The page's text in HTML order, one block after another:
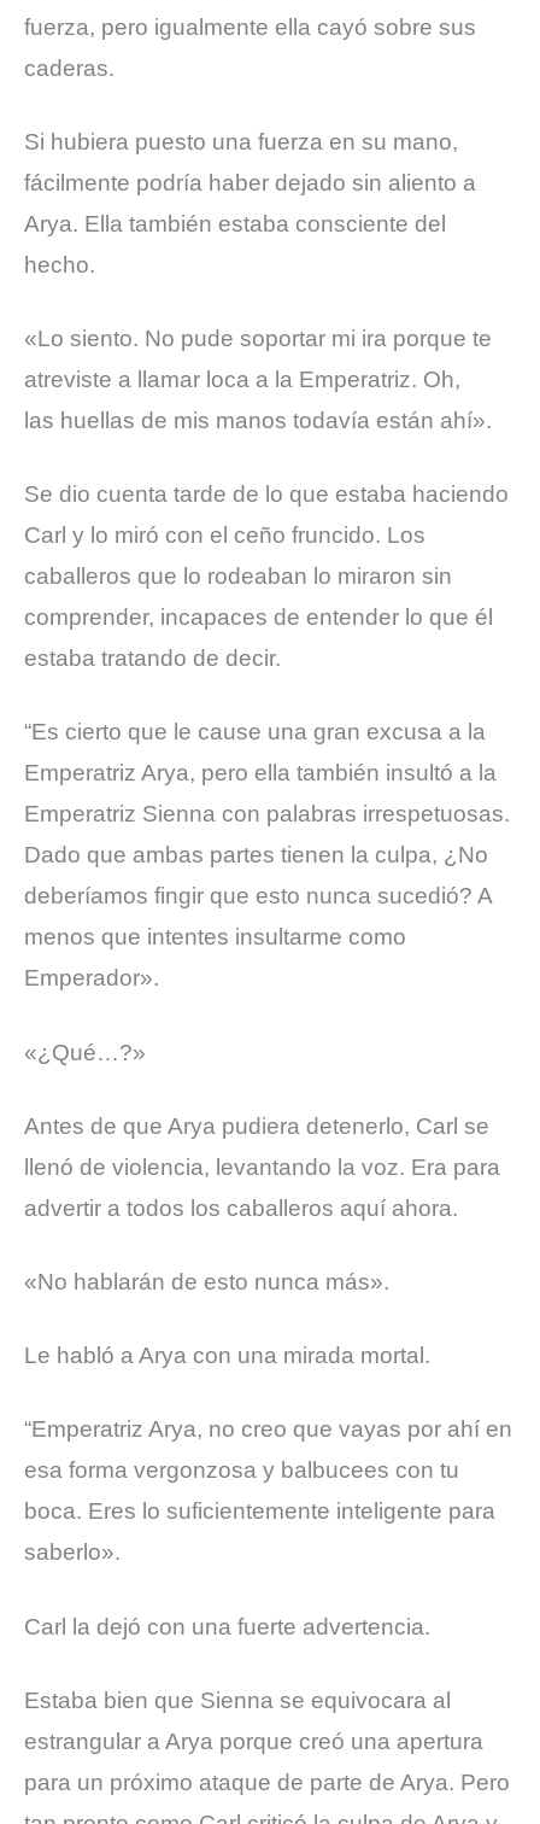
fuerza, pero igualmente ella cayó sobre sus
caderas.
Si hubiera puesto una fuerza en su mano,
fácilmente podría haber dejado sin aliento a
Arya. Ella también estaba consciente del
hecho.
«Lo siento. No pude soportar mi ira porque te
atreviste a llamar loca a la Emperatriz. Oh,
las huellas de mis manos todavía están ahí».
Se dio cuenta tarde de lo que estaba haciendo
Carl y lo miró con el ceño fruncido. Los
caballeros que lo rodeaban lo miraron sin
comprender, incapaces de entender lo que él
estaba tratando de decir.
“Es cierto que le cause una gran excusa a la
Emperatriz Arya, pero ella también insultó a la
Emperatriz Sienna con palabras irrespetuosas.
Dado que ambas partes tienen la culpa, ¿No
deberíamos fingir que esto nunca sucedió? A
menos que intentes insultarme como
Emperador».
«¿Qué…?»
Antes de que Arya pudiera detenerlo, Carl se
llenó de violencia, levantando la voz. Era para
advertir a todos los caballeros aquí ahora.
«No hablarán de esto nunca más».
Le habló a Arya con una mirada mortal.
“Emperatriz Arya, no creo que vayas por ahí en
esa forma vergonzosa y balbucees con tu
boca. Eres lo suficientemente inteligente para
saberlo».
Carl la dejó con una fuerte advertencia.
Estaba bien que Sienna se equivocara al
estrangular a Arya porque creó una apertura
para un próximo ataque de parte de Arya. Pero